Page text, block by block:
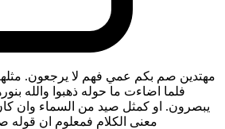
مهتدين صم بكم عمي فهم لا يرجعون. مثلهم
فلما اضاءت ما حوله ذهبوا والله
يبصرون. او كمثل صيد من السماء وان
معنى الكلام فمعلوم ان قوله